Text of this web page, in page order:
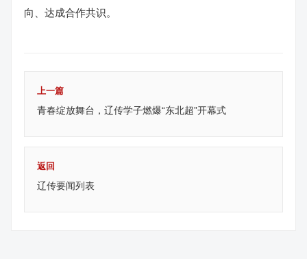
向、达成合作共识。
上一篇
青春绽放舞台，辽传学子燃爆“东北超”开幕式
返回
辽传要闻列表